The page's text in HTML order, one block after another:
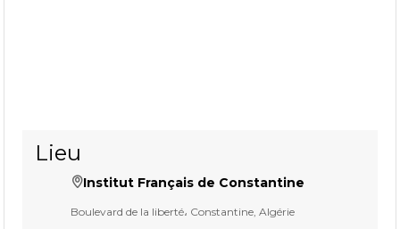
Lieu
Institut Français de Constantine
Boulevard de la liberté، Constantine, Algérie